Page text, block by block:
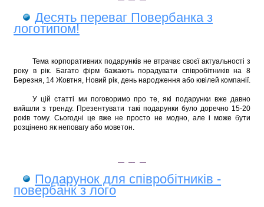
Десять переваг Повербанка з
логотипом!
Тема корпоративних подарунків не втрачає своєї актуальності з
року в рік. Багато фірм бажають порадувати співробітників на 8
Березня, 14 Жовтня, Новий рік, день народження або ювілей компанії.
У цій статті ми поговоримо про те, які подарунки вже давно
вийшли з тренду. Презентувати такі подарунки було доречно 15-20
років тому. Сьогодні це вже не просто не модно, але і може бути
розцінено як неповагу або моветон.
Подарунок для співробітників -
повербанк з лого